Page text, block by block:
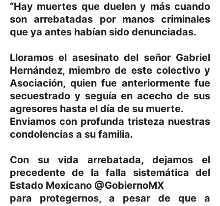
“Hay muertes que duelen y más cuando
son arrebatadas por manos criminales
que ya antes habían sido denunciadas.
Lloramos el asesinato del señor Gabriel
Hernández, miembro de este colectivo y
Asociación, quien fue anteriormente fue
secuestrado y seguía en acecho de sus
agresores hasta el día de su muerte.
Enviamos con profunda tristeza nuestras
condolencias a su familia.
Con su vida arrebatada, dejamos el
precedente de la falla sistemática del
Estado Mexicano @GobiernoMX
para protegernos, a pesar de que a